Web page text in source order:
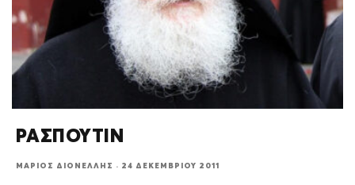
ΡΑΣΠΟΥΤΙΝ
ΜΆΡΙΟΣ ΔΙΟΝΈΛΛΗΣ · 24 ΔΕΚΕΜΒΡΊΟΥ 2011